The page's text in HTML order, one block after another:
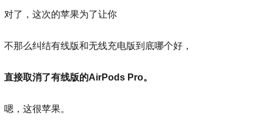
对了，这次的苹果为了让你
不那么纠结有线版和无线充电版到底哪个好，
直接取消了有线版的AirPods Pro。
嗯，这很苹果。